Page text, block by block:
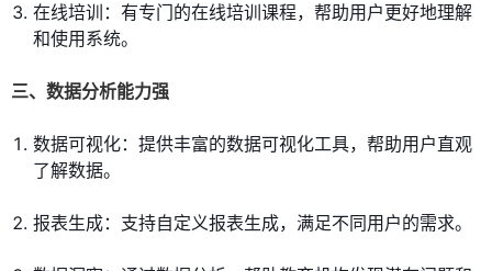
在线培训：有专门的在线培训课程，帮助用户更好地理解
和使用系统。
三、数据分析能力强
数据可视化：提供丰富的数据可视化工具，帮助用户直观
了解数据。
报表生成：支持自定义报表生成，满足不同用户的需求。